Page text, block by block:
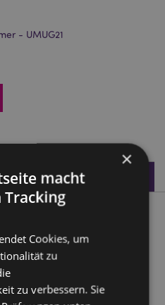
- UMUG21
Tasse
×
macht
Tracking
Cookies, um
zu
zu verbessern. Sie